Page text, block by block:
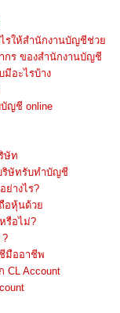
ให้สำนักงานบัญชีช่วย
กร ของสำนักงานบัญชี
อะไรบ้าง
ญชี online
ษัท
ริษัทรับทำบัญชี
ย่างไร?
อหุ้นด้วย
รือไม่?
มืออาชีพ
CL Account